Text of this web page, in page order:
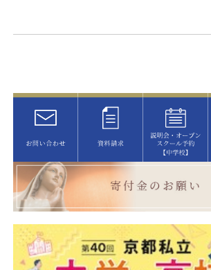
資料請求